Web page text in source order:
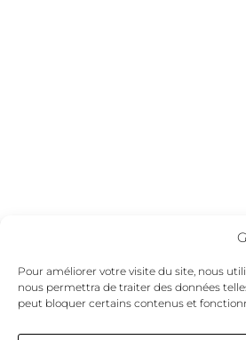
Pour améliorer votre visite du site, nous
nous permettra de traiter des données
peut bloquer certains contenus et